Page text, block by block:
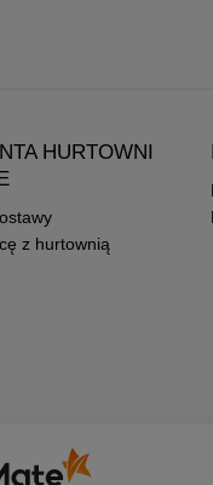
HURTOWNI
z hurtownią